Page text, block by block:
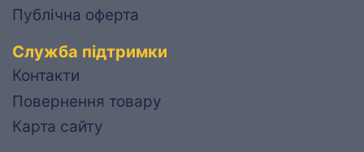
Публічна оферта
Служба підтримки
Контакти
Повернення товару
Карта сайту